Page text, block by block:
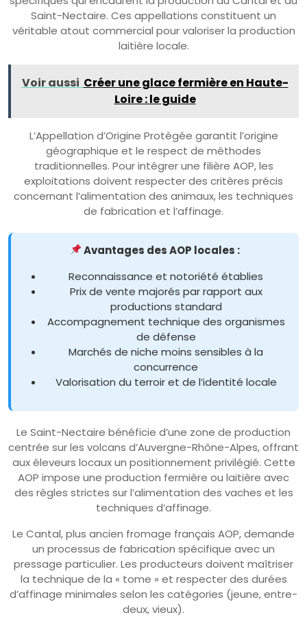
Saint-Nectaire. Ces appellations constituent un
véritable atout commercial pour valoriser la production
laitière locale.
Voir aussi Créer une glace fermière en Haute-
Loire : le guide
L’Appellation d’Origine Protégée garantit l’origine
géographique et le respect de méthodes
traditionnelles. Pour intégrer une filière AOP, les
exploitations doivent respecter des critères précis
concernant l’alimentation des animaux, les techniques
de fabrication et l’affinage.
Avantages des AOP locales :
Reconnaissance et notoriété établies
Prix de vente majorés par rapport aux
productions standard
Accompagnement technique des organismes
de défense
Marchés de niche moins sensibles à la
concurrence
Valorisation du terroir et de l’identité locale
Le Saint-Nectaire bénéficie d’une zone de production
centrée sur les volcans d’Auvergne-Rhône-Alpes, offrant
aux éleveurs locaux un positionnement privilégié. Cette
AOP impose une production fermière ou laitière avec
des règles strictes sur l’alimentation des vaches et les
techniques d’affinage.
Le Cantal, plus ancien fromage français AOP, demande
un processus de fabrication spécifique avec un
pressage particulier. Les producteurs doivent maîtriser
la technique de la « tome » et respecter des durées
d’affinage minimales selon les catégories (jeune, entre-
deux, vieux).